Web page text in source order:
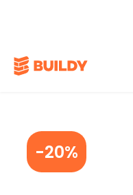
-20%